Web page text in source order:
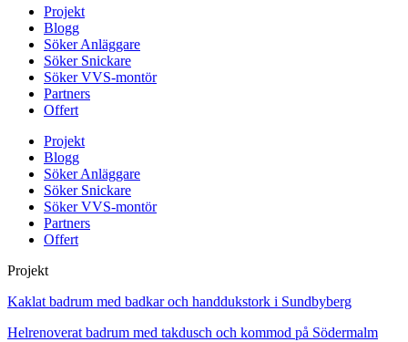
Projekt
Blogg
Söker Anläggare
Söker Snickare
Söker VVS-montör
Partners
Offert
Projekt
Blogg
Söker Anläggare
Söker Snickare
Söker VVS-montör
Partners
Offert
Projekt
Kaklat badrum med badkar och handdukstork i Sundbyberg
Helrenoverat badrum med takdusch och kommod på Södermalm